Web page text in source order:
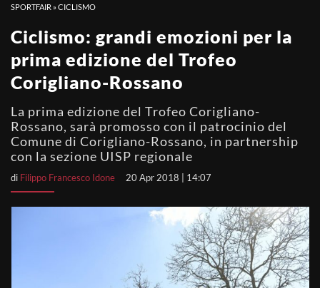
SPORTFAIR »CICLISMO
Ciclismo: grandi emozioni per la
prima edizione del Trofeo
Corigliano-Rossano
La prima edizione del Trofeo Corigliano-
Rossano, sarà promosso con il patrocinio del
Comune di Corigliano-Rossano, in partnership
con la sezione UISP regionale
di Filippo Francesco Idone 20 Apr 2018 | 14:07